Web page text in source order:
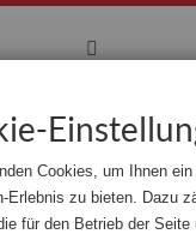
Hafen
Cookies, um Ihnen
Erlebnis zu bieten. Dazu
für den Betrieb der Seite